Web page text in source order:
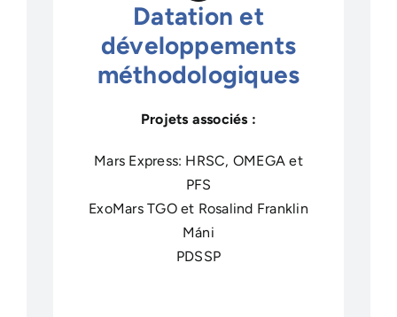
Datation et
développements
méthodologiques
Projets associés :
Mars Express: HRSC, OMEGA et
PFS
ExoMars TGO et Rosalind Franklin
Máni
PDSSP